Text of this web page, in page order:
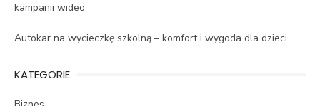
kampanii wideo
Autokar na wycieczkę szkolną – komfort i wygoda dla dzieci
KATEGORIE